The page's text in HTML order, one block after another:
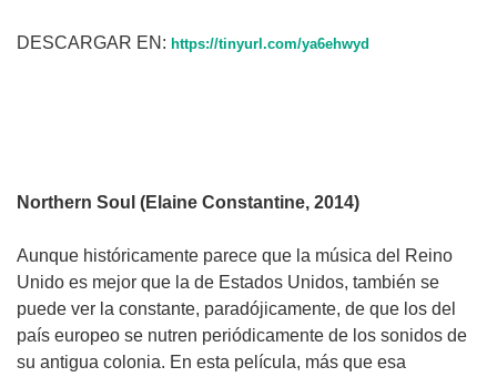
DESCARGAR EN: https://tinyurl.com/ya6ehwyd
Northern Soul (Elaine Constantine, 2014)
Aunque históricamente parece que la música del Reino
Unido es mejor que la de Estados Unidos, también se
puede ver la constante, paradójicamente, de que los del
país europeo se nutren periódicamente de los sonidos de
su antigua colonia. En esta película, más que esa